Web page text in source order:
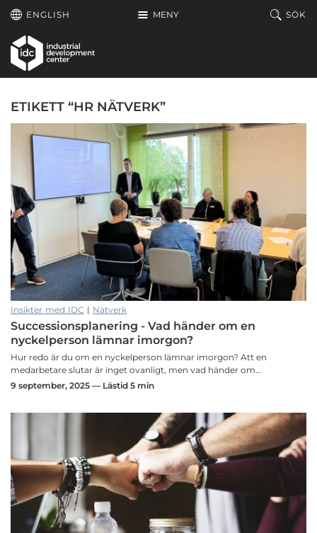
Hoppa till huvudinnehållet
MENY
ENGLISH SÖK
ETIKETT “HR NÄTVERK”
Insikter med IDC | Nätverk
Successionsplanering - Vad händer om en
nyckelperson lämnar imorgon?
Hur redo är du om en nyckelperson lämnar imorgon? Att en
medarbetare slutar är inget ovanligt, men vad händer om…
9 september, 2025 — Lästid 5 min